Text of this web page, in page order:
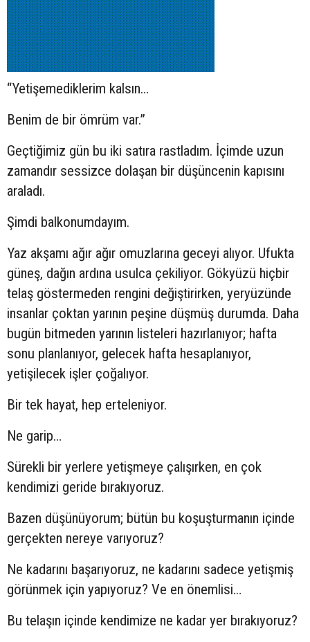
“Yetişemediklerim kalsın…
Benim de bir ömrüm var.”
Geçtiğimiz gün bu iki satıra rastladım. İçimde uzun
zamandır sessizce dolaşan bir düşüncenin kapısını
araladı.
Şimdi balkonumdayım.
Yaz akşamı ağır ağır omuzlarına geceyi alıyor. Ufukta
güneş, dağın ardına usulca çekiliyor. Gökyüzü hiçbir
telaş göstermeden rengini değiştirirken, yeryüzünde
insanlar çoktan yarının peşine düşmüş durumda. Daha
bugün bitmeden yarının listeleri hazırlanıyor; hafta
sonu planlanıyor, gelecek hafta hesaplanıyor,
yetişilecek işler çoğalıyor.
Bir tek hayat, hep erteleniyor.
Ne garip…
Sürekli bir yerlere yetişmeye çalışırken, en çok
kendimizi geride bırakıyoruz.
Bazen düşünüyorum; bütün bu koşuşturmanın içinde
gerçekten nereye varıyoruz?
Ne kadarını başarıyoruz, ne kadarını sadece yetişmiş
görünmek için yapıyoruz? Ve en önemlisi…
Bu telaşın içinde kendimize ne kadar yer bırakıyoruz?